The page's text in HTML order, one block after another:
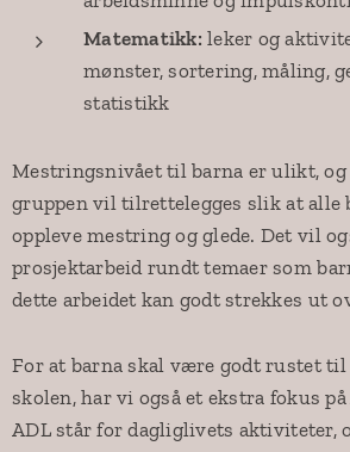
Matematikk: leker og
mønster, sortering, måling,
statistikk
Mestringsnivået til barna er ulikt,
gruppen vil tilrettelegges slik at alle
oppleve mestring og glede. Det vil
prosjektarbeid rundt temaer som
dette arbeidet kan godt strekkes ut
For at barna skal være godt rustet til
skolen, har vi også et ekstra fokus
ADL står for dagliglivets aktiviteter,